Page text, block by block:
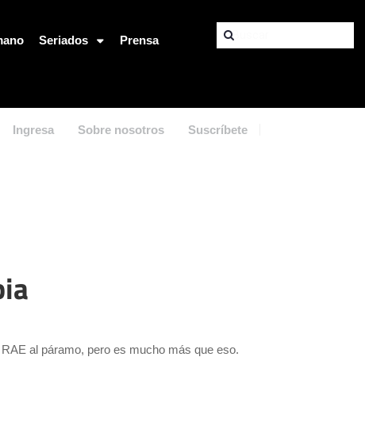
Seriados Prensa
Ingresa Sobre nosotros Suscríbete
al páramo, pero es mucho más que eso.